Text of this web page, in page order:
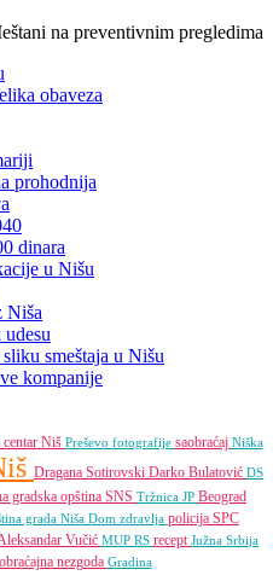
obaveza
prohodnija
dinara
u Nišu
Niša
smeštaja u Nišu
kompanije
Niš Preševo fotografije saobraćaj Niška
Dragana Sotirovski Darko Bulatović DS
gradska opština SNS Tržnica JP Beograd
grada Niša Dom zdravlja policija SPC
Vučić MUP RS receptJužna Srbija
nezgoda Gradina